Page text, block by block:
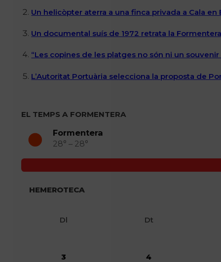
Un helicòpter aterra a una finca privada a Cala
Un documental suís de 1972 retrata la
“Les copines de les platges no són ni un
L’Autoritat Portuària selecciona la proposta de
EL TEMPS A FORMENTERA
Formentera
28° – 28°
HEMEROTECA
Dl Dt
3
4